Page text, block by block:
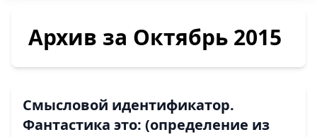
Архив за Октябрь 2015
Смысловой идентификатор.
Фантастика это: (определение из